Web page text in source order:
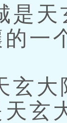
天
的一
大
玄